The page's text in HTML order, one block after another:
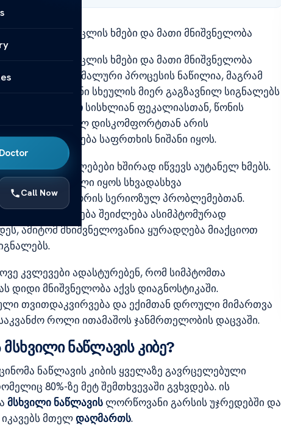
Call Now
კიბე მუცლის ხმები და მათი მნიშვნელობა
კიბე მუცლის ხმები და მათი მნიშვნელობა
ხშირად ნორმალური პროცესის ნაწილია, მაგრამ
ისინი სხეულის მიერ გაგზავნილ სიგნალებს
თუ ეს ხმებისისხლიან ფეკალიასთან, წონის
ან ქრონიკულ დისკომფორტთან არის
ეს შეიძლება საფრთხის ნიშანი იყოს.
ცვლილებები ხშირად იწვევს აუტანელ ხმებს.
დაკავშირებული იყოს სხვადასხვა
მათ შორის სერიოზულ პრობლემებთან.
დაავადება შეიძლება ასიმპტომურად
ამიტომ მნიშვნელოვანია ყურადღება მიაქციოთ
კვლევები ადასტურებენ, რომ სიმპტომთა
დიდი მნიშვნელობა აქვს დიაგნოსტიკაში.
თვითდაკვირვება და ექიმთან დროული მიმართვა
როლი ითამაშოს ჯანმრთელობის დაცვაში.
ნაწლავის კიბე?
ნაწლავის კიბის ყველაზე გავრცელებული
80%-ზე მეტ შემთხვევაში გვხვდება. ის
მსხვილი ნაწლავისლორწოვანი გარსის უჯრედებში და
მთელდაღმართს.